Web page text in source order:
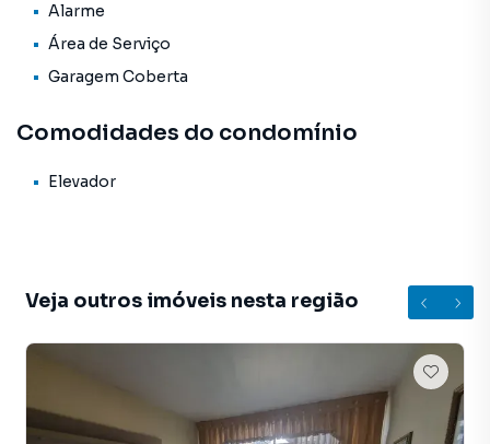
Alarme
Área de Serviço
Garagem Coberta
Comodidades do condomínio
Elevador
Veja outros imóveis nesta região